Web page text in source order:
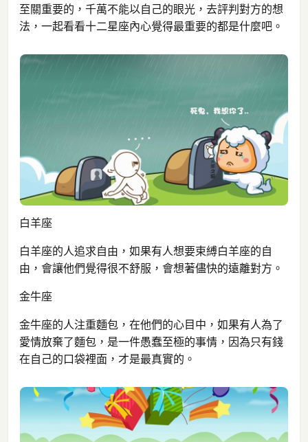
至關重要的，千萬不能以自己的眼光，去評判對方的想
法，一起看看十二星座內心覺得最重要的都是什麼吧。
白羊座
白羊座的人追求自由，如果有人想要束縛白羊座的自
由，會讓他們覺得很不舒服，會想著儘快的遠離對方。
金牛座
金牛座的人注重麵包，在他們的心目中，如果有人為了
愛情放棄了麵包，是一件愚蠢至極的事情，因為只有錢
在自己的口袋裡面，才是最真實的。